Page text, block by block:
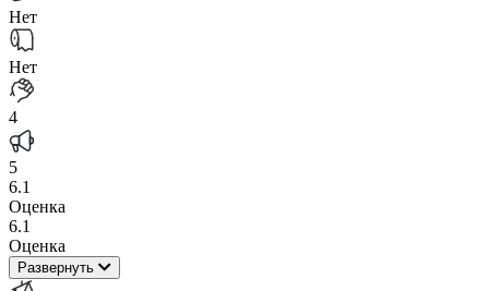
Нет
Нет
4
5
6.1
Оценка
6.1
Оценка
Развернуть